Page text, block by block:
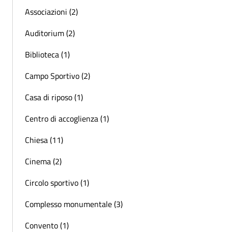
Associazioni (2)
Auditorium (2)
Biblioteca (1)
Campo Sportivo (2)
Casa di riposo (1)
Centro di accoglienza (1)
Chiesa (11)
Cinema (2)
Circolo sportivo (1)
Complesso monumentale (3)
Convento (1)